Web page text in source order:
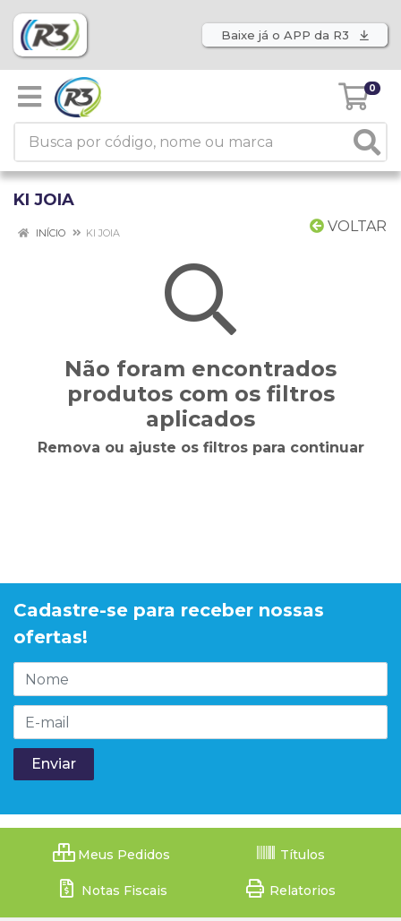
Baixe já o APP da R3
0
KI JOIA
VOLTAR
INÍCIO KI JOIA
Não foram encontrados
produtos com os filtros
aplicados
Remova ou ajuste os filtros para continuar
Cadastre-se para receber nossas
ofertas!
Meus Pedidos Títulos
Notas Fiscais Relatorios